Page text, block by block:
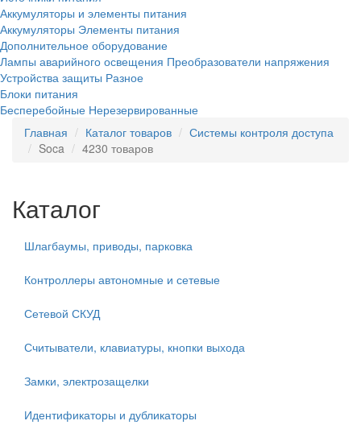
Аккумуляторы и элементы питания
Аккумуляторы Элементы питания
Дополнительное оборудование
Лампы аварийного освещения Преобразователи напряжения
Устройства защиты Разное
Блоки питания
Бесперебойные Нерезервированные
Главная
Каталог товаров
Системы контроля доступа
Soca
4230 товаров
Каталог
Шлагбаумы, приводы, парковка
Контроллеры автономные и сетевые
Сетевой СКУД
Считыватели, клавиатуры, кнопки выхода
Замки, электрозащелки
Идентификаторы и дубликаторы